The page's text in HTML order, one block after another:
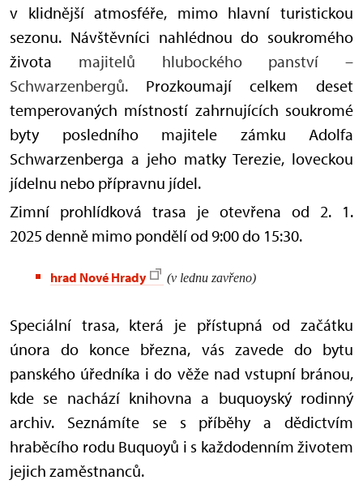
v klidnější atmosféře, mimo hlavní turistickou
sezonu. Návštěvníci nahlédnou do soukromého
života majitelů hlubockého panství –
Schwarzenbergů. Prozkoumají celkem deset
temperovaných místností zahrnujících soukromé
byty posledního majitele zámku Adolfa
Schwarzenberga a jeho matky Terezie, loveckou
jídelnu nebo přípravnu jídel.
Zimní prohlídková trasa je otevřena od 2. 1.
2025 denně mimo pondělí od 9:00 do 15:30.
hrad Nové Hrady (v lednu zavřeno)
Speciální trasa, která je přístupná od začátku
února do konce března, vás zavede do bytu
panského úředníka i do věže nad vstupní bránou,
kde se nachází knihovna a buquoyský rodinný
archiv. Seznámíte se s příběhy a dědictvím
hraběcího rodu Buquoyů i s každodenním životem
jejich zaměstnanců.